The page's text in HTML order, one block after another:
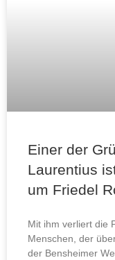
Einer der
Laurentius
um Friedel
Mit ihm verliert die
Menschen, der
der Bensheimer